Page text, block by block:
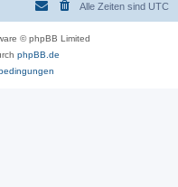
Alle Zeiten sind UTC
© phpBB Limited
phpBB.de